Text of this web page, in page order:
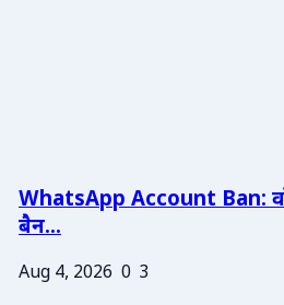
WhatsApp Account Ban:
बैन...
Aug 4, 2026 0 3